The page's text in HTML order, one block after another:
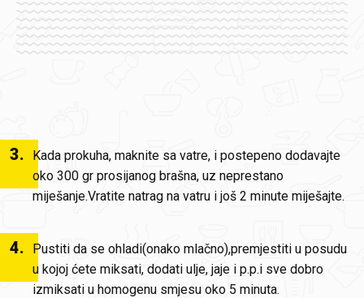
3.
Kada prokuha, maknite sa vatre, i postepeno dodavajte
oko 300 gr prosijanog brašna, uz neprestano
miješanje.Vratite natrag na vatru i još 2 minute miješajte.
4.
Pustiti da se ohladi(onako mlačno),premjestiti u posudu
u kojoj ćete miksati, dodati ulje, jaje i p.p.i sve dobro
izmiksati u homogenu smjesu oko 5 minuta.